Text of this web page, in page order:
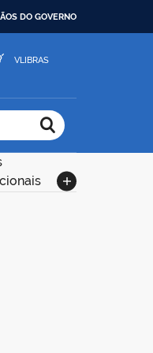
DO GOVERNO
VLIBRAS
Buscar no portal